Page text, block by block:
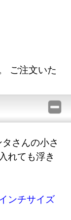
ご注文いた
さんの小さ
れても浮き
ンチサイズ